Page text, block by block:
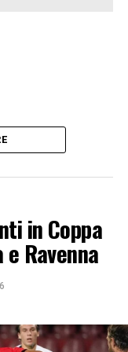
in Coppa
Ravenna